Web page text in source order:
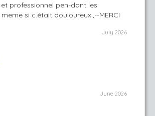
professionnel pen-dant les
si c.était douloureux.,--MERCI
July 2026
June 2026